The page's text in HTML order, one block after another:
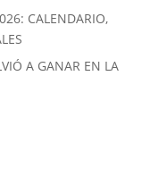
CALENDARIO,
A GANAR EN LA